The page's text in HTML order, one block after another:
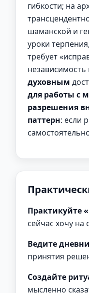
гибкости; на
шаманской и
уроки
требует
духовным
для работы с
разрешения
паттерн: если
Практикуйте
сейчас хочу на
Ведите
принятия
Создайте
мысленно